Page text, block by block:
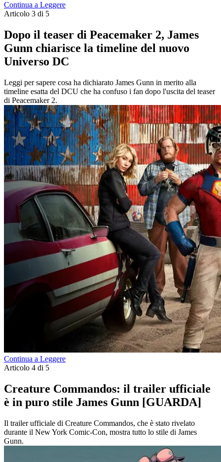
Continua a Leggere
Articolo 3 di 5
Dopo il teaser di Peacemaker 2, James
Gunn chiarisce la timeline del nuovo
Universo DC
Leggi per sapere cosa ha dichiarato James Gunn in merito alla
timeline esatta del DCU che ha confuso i fan dopo l'uscita del teaser
di Peacemaker 2.
Continua a Leggere
Articolo 4 di 5
Creature Commandos: il trailer ufficiale
è in puro stile James Gunn [GUARDA]
Il trailer ufficiale di Creature Commandos, che è stato rivelato
durante il New York Comic-Con, mostra tutto lo stile di James
Gunn.